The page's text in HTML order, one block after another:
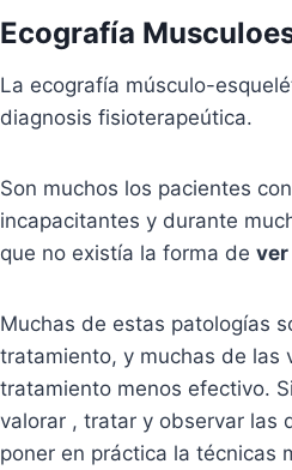
Ecografía
La ecografía músculo-
diagnosis fisioterapeútica.
Son muchos los pacientes
incapacitantes y durante
que no existía la forma de
Muchas de estas patologías
tratamiento, y muchas de las
tratamiento menos efectivo.
valorar , tratar y observar las
poner en práctica la técnicas